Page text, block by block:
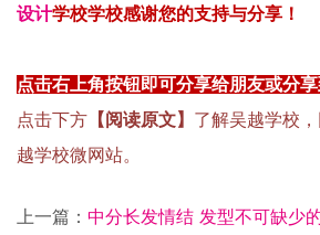
设计学校学校感谢您的支持与分享！
点击右上角按钮即可分享给朋友或分
点击下方 【阅读原文】 了解吴越学校，
越学校微网站。
上一篇： 中分长发情结 发型不可缺少